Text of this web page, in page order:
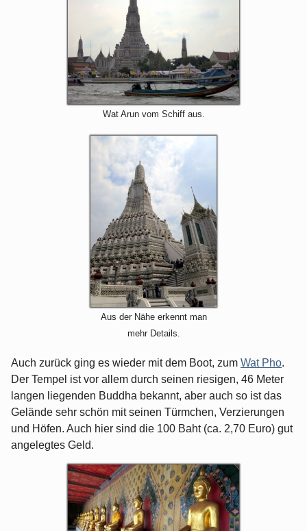
Wat Arun vom Schiff aus.
Aus der Nähe erkennt man
mehr Details.
Auch zurück ging es wieder mit dem Boot, zum Wat Pho.
Der Tempel ist vor allem durch seinen riesigen, 46 Meter
langen liegenden Buddha bekannt, aber auch so ist das
Gelände sehr schön mit seinen Türmchen, Verzierungen
und Höfen. Auch hier sind die 100 Baht (ca. 2,70 Euro) gut
angelegtes Geld.